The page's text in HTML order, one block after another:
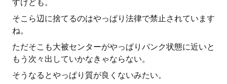
すけども。
そこら辺に捨てるのはやっぱり法律で禁止されています
ね。
ただそこも大被センターがやっぱりパンク状態に近いと
もう次々出していかなきゃならない。
そうなるとやっぱり質が良くないみたい。